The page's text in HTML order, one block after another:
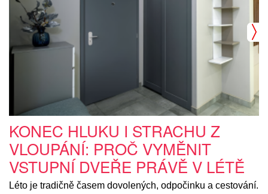
KONEC HLUKU I STRACHU Z
VLOUPÁNÍ: PROČ VYMĚNIT
VSTUPNÍ DVEŘE PRÁVĚ V LÉTĚ
Léto je tradičně časem dovolených, odpočinku a cestování.